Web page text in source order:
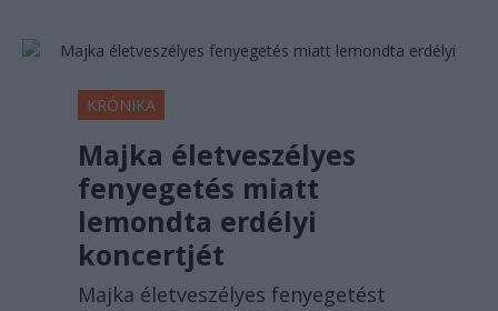
KRÓNIKA
Majka életveszélyes
fenyegetés miatt
lemondta erdélyi
koncertjét
Majka életveszélyes fenyegetést